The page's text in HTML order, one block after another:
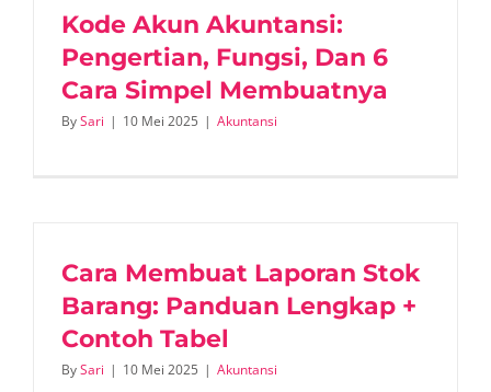
Kode Akun Akuntansi:
Pengertian, Fungsi, Dan 6
Cara Simpel Membuatnya
BySari | 10 Mei 2025 | Akuntansi
Cara Membuat Laporan Stok
Barang: Panduan Lengkap +
Contoh Tabel
BySari | 10 Mei 2025 | Akuntansi